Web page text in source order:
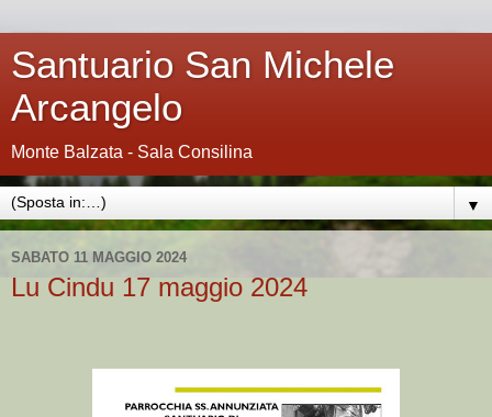
Santuario San Michele
Arcangelo
Monte Balzata - Sala Consilina
▼
SABATO 11 MAGGIO 2024
Lu Cindu 17 maggio 2024